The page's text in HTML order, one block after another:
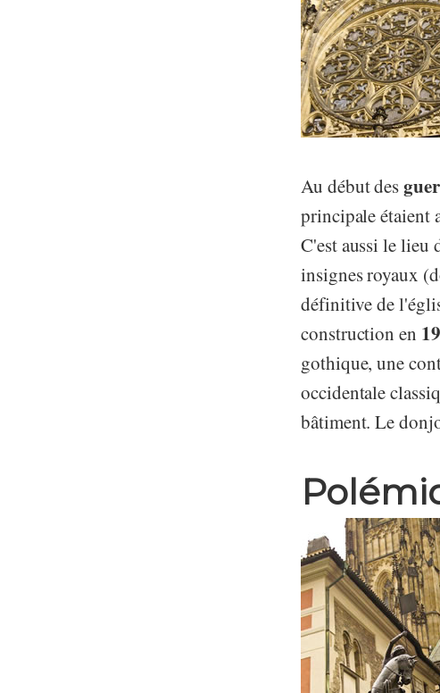
Au début des
principale étaient
C'est aussi le lieu
insignes royaux
définitive de
construction en
gothique, une
occidentale
bâtiment. Le